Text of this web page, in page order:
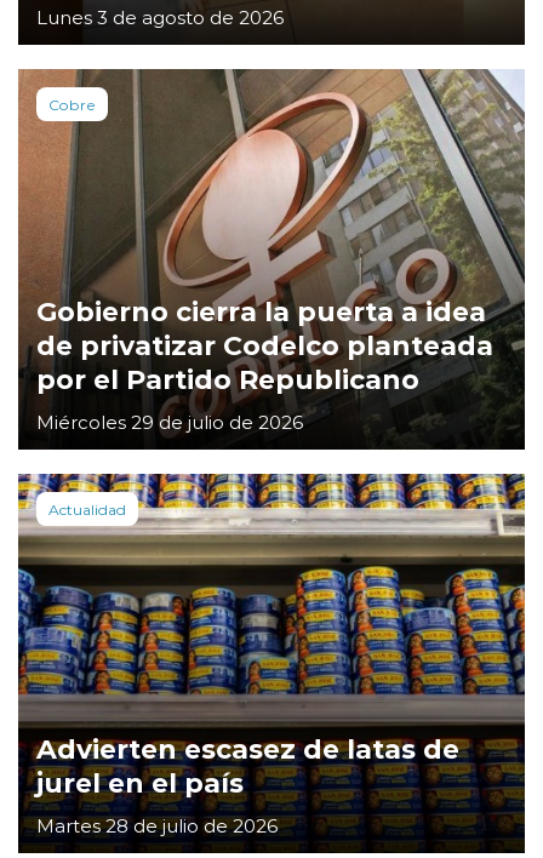
Lunes 3 de agosto de 2026
Cobre
Gobierno cierra la puerta a idea
de privatizar Codelco planteada
por el Partido Republicano
Miércoles 29 de julio de 2026
Actualidad
Advierten escasez de latas de
jurel en el país
Martes 28 de julio de 2026